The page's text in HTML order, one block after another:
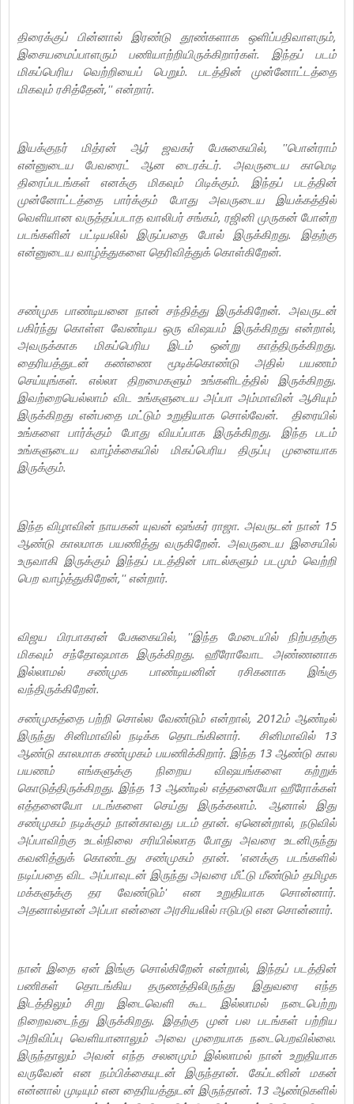
திரைக்குப் பின்னால் இரண்டு தூண்களாக ஒளிப்பதிவாளரும்,
இசையமைப்பாளரும் பணியாற்றியிருக்கிறார்கள். இந்தப் படம்
மிகப்பெரிய வெற்றியைப் பெறும். படத்தின் முன்னோட்டத்தை
மிகவும் ரசித்தேன்,'' என்றார்.
இயக்குநர் மித்ரன் ஆர் ஜவகர் பேசுகையில், ''பொன்ராம்
என்னுடைய பேவரைட் ஆன டைரக்டர். அவருடைய காமெடி
திரைப்படங்கள் எனக்கு மிகவும் பிடிக்கும். இந்தப் படத்தின்
முன்னோட்டத்தை பார்க்கும் போது அவருடைய இயக்கத்தில்
வெளியான வருத்தப்படாத வாலிபர் சங்கம், ரஜினி முருகன் போன்ற
படங்களின் பட்டியலில் இருப்பதை போல் இருக்கிறது. இதற்கு
என்னுடைய வாழ்த்துகளை தெரிவித்துக் கொள்கிறேன்.
சண்முக பாண்டியனை நான் சந்தித்து இருக்கிறேன். அவருடன்
பகிர்ந்து கொள்ள வேண்டிய ஒரு விஷயம் இருக்கிறது என்றால்,
அவருக்காக மிகப்பெரிய இடம் ஒன்று காத்திருக்கிறது.
தைரியத்துடன் கண்ணை மூடிக்கொண்டு அதில் பயணம்
செய்யுங்கள். எல்லா திறமைகளும் உங்களிடத்தில் இருக்கிறது.
இவற்றையெல்லாம் விட உங்களுடைய அப்பா அம்மாவின் ஆசியும்
இருக்கிறது என்பதை மட்டும் உறுதியாக சொல்வேன். திரையில்
உங்களை பார்க்கும் போது வியப்பாக இருக்கிறது. இந்த படம்
உங்களுடைய வாழ்க்கையில் மிகப்பெரிய திருப்பு முனையாக
இருக்கும்.
இந்த விழாவின் நாயகன் யுவன் ஷங்கர் ராஜா. அவருடன் நான் 15
ஆண்டு காலமாக பயணித்து வருகிறேன்.‌ அவருடைய இசையில்
உருவாகி இருக்கும் இந்தப் படத்தின் பாடல்களும் படமும் வெற்றி
பெற வாழ்த்துகிறேன்,'' என்றார்.
விஜய பிரபாகரன் பேசுகையில், ''இந்த மேடையில் நிற்பதற்கு
மிகவும் சந்தோஷமாக இருக்கிறது. ஹீரோவோட அண்ணனாக
இல்லாமல் சண்முக பாண்டியனின் ரசிகனாக இங்கு
வந்திருக்கிறேன்.
சண்முகத்தை பற்றி சொல்ல வேண்டும் என்றால், 2012ம் ஆண்டில்
இருந்து சினிமாவில் நடிக்க தொடங்கினார். சினிமாவில் 13
ஆண்டு காலமாக சண்முகம் பயணிக்கிறார். இந்த 13 ஆண்டு கால
பயணம் எங்களுக்கு நிறைய விஷயங்களை கற்றுக்
கொடுத்திருக்கிறது. இந்த 13 ஆண்டில் எத்தனையோ ஹீரோக்கள்
எத்தனையோ படங்களை செய்து இருக்கலாம். ஆனால் இது
சண்முகம் நடிக்கும் நான்காவது படம் தான். ஏனென்றால், நடுவில்
அப்பாவிற்கு உடல்நிலை சரியில்லாத போது அவரை உடனிருந்து
கவனித்துக் கொண்டது சண்முகம் தான். 'எனக்கு படங்களில்
நடிப்பதை விட அப்பாவுடன் இருந்து அவரை மீட்டு மீண்டும் தமிழக
மக்களுக்கு தர வேண்டும்' என உறுதியாக சொன்னார்.
அதனால்தான் அப்பா என்னை அரசியலில் ஈடுபடு என சொன்னார்.
நான் இதை ஏன் இங்கு சொல்கிறேன் என்றால், இந்தப் படத்தின்
பணிகள் தொடங்கிய தருணத்திலிருந்து இதுவரை எந்த
இடத்திலும் சிறு இடைவெளி கூட இல்லாமல் நடைபெற்று
நிறைவடைந்து இருக்கிறது. இதற்கு முன் பல படங்கள் பற்றிய
அறிவிப்பு வெளியானாலும் அவை முறையாக நடைபெறவில்லை.
இருந்தாலும் அவன் எந்த சலனமும் இல்லாமல் நான் உறுதியாக
வருவேன் என நம்பிக்கையுடன் இருந்தான். கேப்டனின் மகன்
என்னால் முடியும் என தைரியத்துடன் இருந்தான். 13 ஆண்டுகளில்